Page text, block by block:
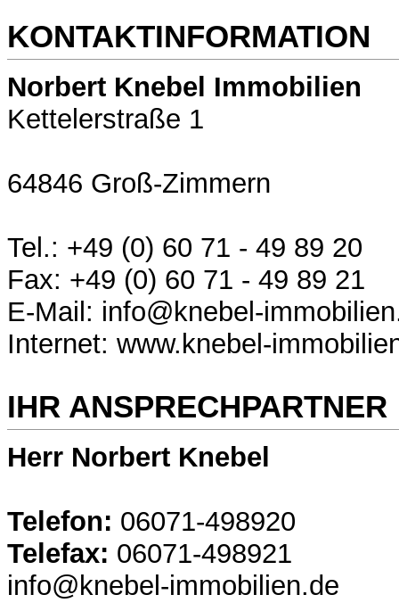
KONTAKTINFORMATION
Norbert Knebel Immobilien
Kettelerstraße 1
64846 Groß-Zimmern
Tel.: +49 (0) 60 71 - 49 89 20
Fax: +49 (0) 60 71 - 49 89 21
E-Mail: info@knebel-
Internet: www.knebel-
IHR ANSPRECHPARTNER
Herr Norbert Knebel
Telefon: 06071-498920
Telefax: 06071-498921
info@knebel-immobilien.de